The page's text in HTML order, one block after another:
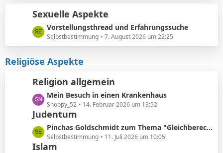
e
t
g
t
e
B
e
t
ä
g
e
Sexuelle Aspekte
L
e
t
z
t
e
B
e
i
t
r
ä
g
Vorstellungsthread und Erfahrungssuche
Selbstbestimmung 7. August 2026 um 22:25
Religiöse Aspekte
Religion allgemein
L
e
z
t
e
Mein Besuch in einen Krankenhaus
Snoopy_52 14. Februar 2026 um 13:52
Judentum
L
e
t
Pinchas Goldschmidt zum Thema "Gleichberechtigung von Mann und Frau"
Selbstbestimmung 11. Juli 2026 um 10:05
Islam